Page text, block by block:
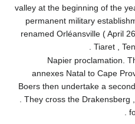
valley at the beginning of the
permanent military
renamed Orléansville ( April
Tiaret ,
- Napier proclamation.
annexes Natal to Cape
Boers then undertake a
. They cross the